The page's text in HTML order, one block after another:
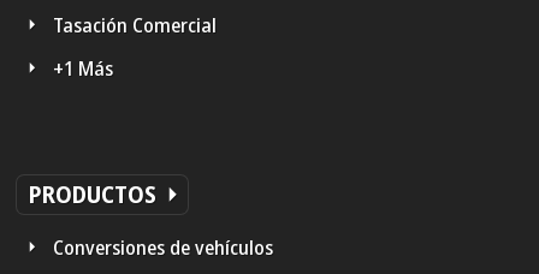
Tasación Comercial
+1 Más
PRODUCTOS
Conversiones de vehículos